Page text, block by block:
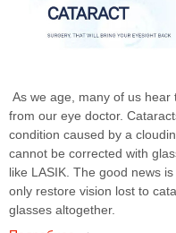
As we age, many of us
from our eye doctor.
condition caused by a
cannot be corrected with
like LASIK. The good news
only restore vision lost to
glasses altogether.